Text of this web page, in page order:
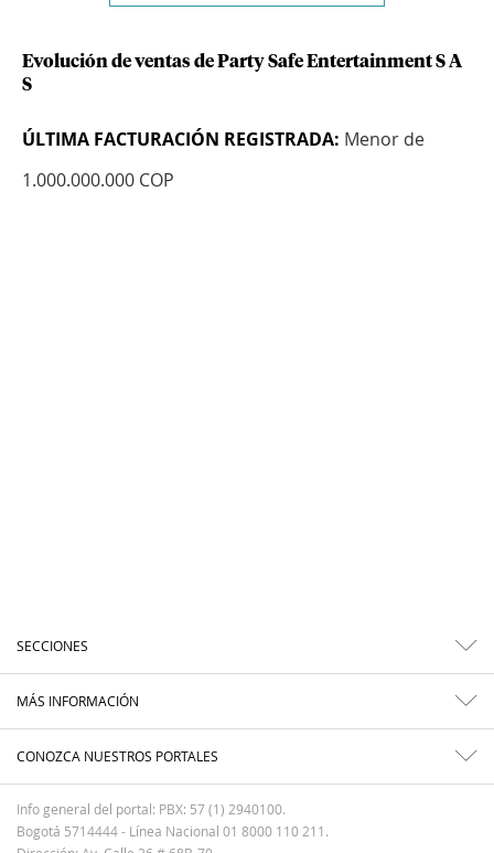
Evolución de ventas de Party Safe Entertainment S A
S
ÚLTIMA FACTURACIÓN REGISTRADA: Menor de
1.000.000.000 COP
SECCIONES
MÁS INFORMACIÓN
CONOZCA NUESTROS PORTALES
Info general del portal: PBX: 57 (1) 2940100.
Bogotá 5714444 - Línea Nacional 01 8000 110 211.